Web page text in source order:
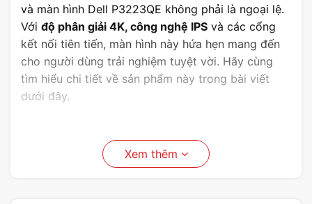
và màn hình Dell P3223QE không phải là ngoại lệ.
Với độ phân giải 4K, công nghệ IPS và các cổng
kết nối tiên tiến, màn hình này hứa hẹn mang đến
cho người dùng trải nghiệm tuyệt vời. Hãy cùng
tìm hiểu chi tiết về sản phẩm này trong bài viết
dưới đây.
Xem thêm